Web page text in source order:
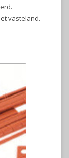
vasteland.